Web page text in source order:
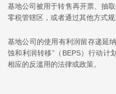
基地公司被用于转售再开票、抽
零税管辖区，或者通过其他方式
基地公司的使用有利润留存递延
蚀和利润转移”（BEPS）行动计
相应的反滥用的法律或政策。